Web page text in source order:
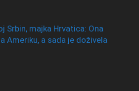
Srbin, majka Hrvatica: Ona
Ameriku, a sada je doživela